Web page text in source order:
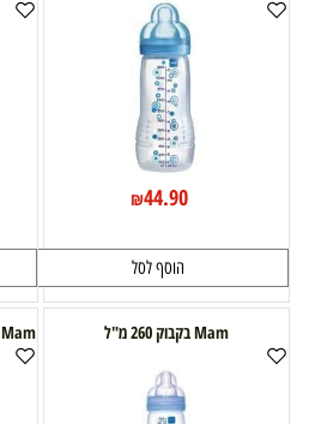
₪44.90
הוסף לסל
Mam בקבוק 260 מ"ל Mam בקבוק אנטי קוליק 0+ תכלת 160 מ"ל